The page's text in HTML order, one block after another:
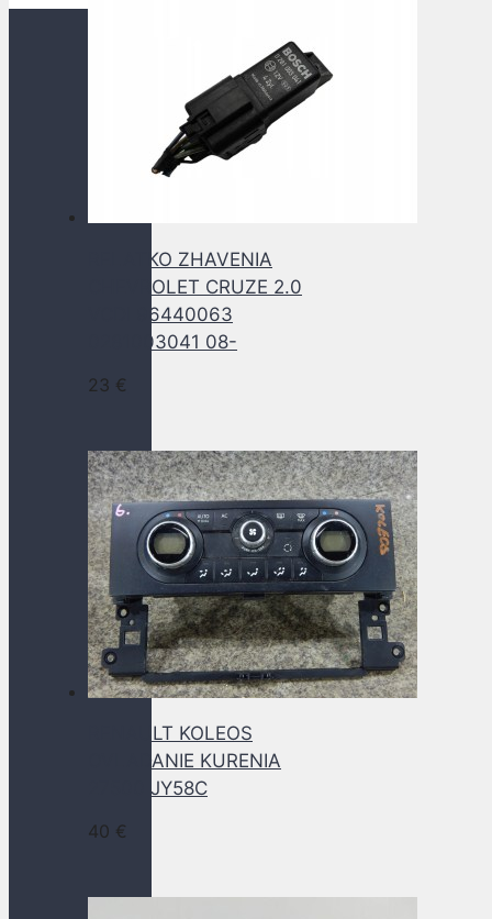
RELATKO ZHAVENIA
CHEVROLET CRUZE 2.0
VCDI 96440063
0281003041 08-
23 €
RENAULT KOLEOS
OVLADANIE KURENIA
27500 JY58C
40 €